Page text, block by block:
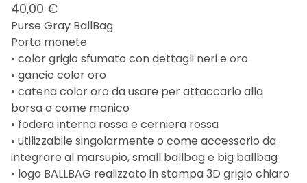
40,00 €
Purse Gray BallBag
Porta monete
• color grigio sfumato con dettagli neri e oro
• gancio color oro
• catena color oro da usare per attaccarlo alla
borsa o come manico
• fodera interna rossa e cerniera rossa
• utilizzabile singolarmente o come accessorio da
integrare al marsupio, small ballbag e big ballbag
• logo BALLBAG realizzato in stampa 3D grigio chiaro